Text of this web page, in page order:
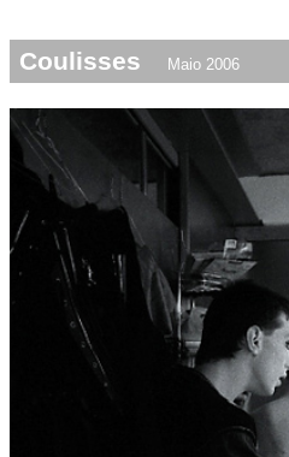
Coulisses Maio 2006